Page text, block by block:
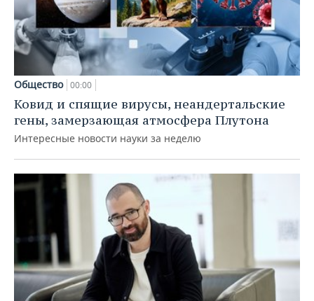
Общество 00:00
Ковид и спящие вирусы, неандертальские
гены, замерзающая атмосфера Плутона
Интересные новости науки за неделю